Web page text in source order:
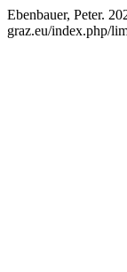
Ebenbauer, Peter.
graz.eu/index.php/